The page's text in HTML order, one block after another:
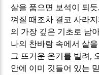
살을 품으면 보석이 되듯,
껴질 때조차 결코 사라
의 가장 깊은 기초로 남
나의 찬바람 속에서 살
그 뜨거운 온기를 빌려 ,
안에 이미 깃들어 있는